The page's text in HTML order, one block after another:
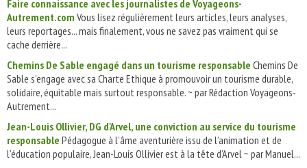
Faire connaissance avec les journalistes de Voyageons-
Autrement.com Vous lisez régulièrement leurs articles, leurs analyses,
leurs reportages... mais finalement, vous ne savez pas vraiment qui se
cache derrière...
Chemins De Sable engagé dans un tourisme responsable Chemins De
Sable s'engage avec sa Charte Ethique à promouvoir un tourisme durable,
solidaire, équitable mais surtout responsable. ~ par Rédaction Voyageons-
Autrement...
Jean-Louis Ollivier, DG d'Arvel, une conviction au service du tourisme
responsable Pédagogue à l’âme aventurière issu de l’animation et de
l’éducation populaire, Jean-Louis Ollivier est à la tête d’Arvel ~ par Manuel...